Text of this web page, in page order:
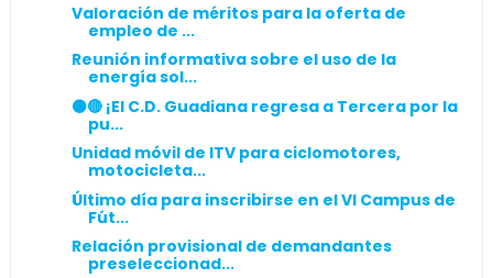
Valoración de méritos para la oferta de
empleo de ...
Reunión informativa sobre el uso de la
energía sol...
⚫️🔴 ¡El C.D. Guadiana regresa a Tercera por la
pu...
Unidad móvil de ITV para ciclomotores,
motocicleta...
Último día para inscribirse en el VI Campus de
Fút...
Relación provisional de demandantes
preseleccionad...